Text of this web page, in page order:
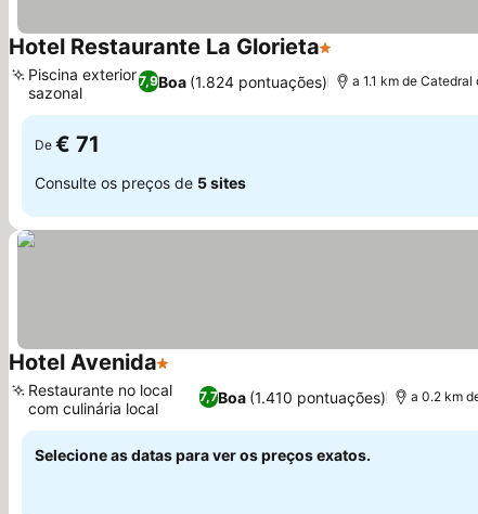
Hotel Restaurante La Glorieta1 Estrelas
7,9Boa (1.824 pontuações)
Piscina exterior
sazonal
a 1.1 km de
De € 71
Consulte os preços de 5 sites
Hotel Avenida1 Estrelas
7,7Boa (1.410 pontuações)
Restaurante no local
com culinária local
a 0.2 km
Selecione as datas para ver os preços exatos.